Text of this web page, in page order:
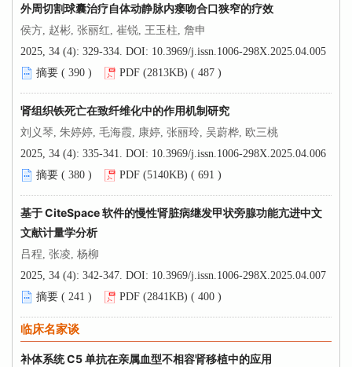
外周切割球囊治疗自体动静脉内瘘吻合口狭窄的疗效
侯方, 赵彬, 张丽红, 崔锐, 王玉柱, 詹申
2025, 34 (4): 329-334. DOI: 10.3969/j.issn.1006-298X.2025.04.005
摘要 ( 390 ) PDF (2813KB) ( 487 )
肾组织铁死亡在致纤维化中的作用机制研究
刘义琴, 朱婷婷, 毛海霞, 康婷, 张丽玲, 吴蔚桦, 欧三桃
2025, 34 (4): 335-341. DOI: 10.3969/j.issn.1006-298X.2025.04.006
摘要 ( 380 ) PDF (5140KB) ( 691 )
基于 CiteSpace 软件的慢性肾脏病继发甲状旁腺功能亢进中文
文献计量学分析
吕程, 张凌, 杨柳
2025, 34 (4): 342-347. DOI: 10.3969/j.issn.1006-298X.2025.04.007
摘要 ( 241 ) PDF (2841KB) ( 400 )
临床名家谈
补体系统 C5 单抗在亲属血型不相容肾移植中的应用